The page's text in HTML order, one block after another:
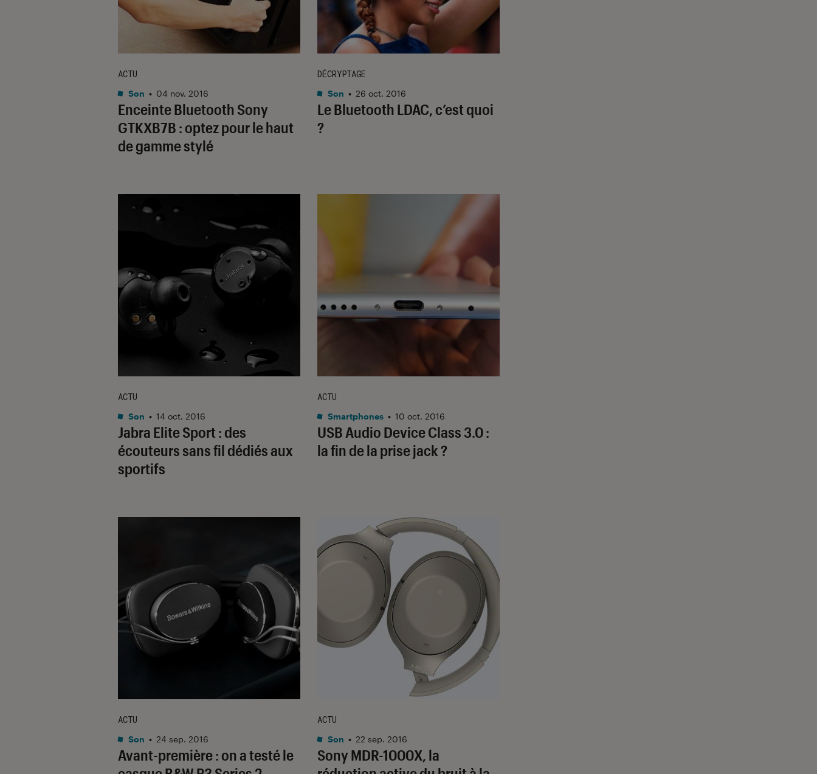
Enceinte Bluetooth Sony
GTKXB7B : optez pour le haut
de gamme stylé
ACTU
Son • 04 nov. 2016
Le Bluetooth LDAC, c’est quoi
?
DÉCRYPTAGE
Son • 26 oct. 2016
Jabra Elite Sport : des
écouteurs sans fil dédiés aux
sportifs
ACTU
Son • 14 oct. 2016
USB Audio Device Class 3.0 :
la fin de la prise jack ?
ACTU
Smartphones • 10 oct. 2016
Avant-première : on a testé le
ACTU
Son • 24 sep. 2016
Sony MDR-1000X, la
ACTU
Son • 22 sep. 2016